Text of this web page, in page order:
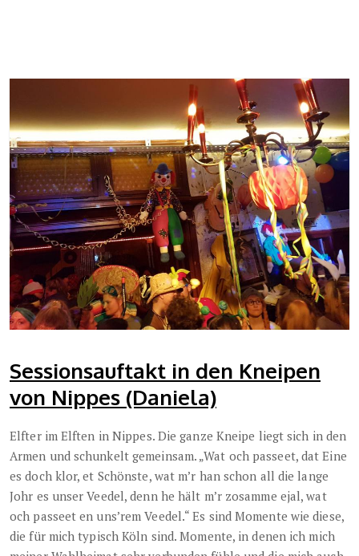
Sessionsauftakt in den Kneipen
von Nippes (Daniela)
Elfter im Elften in Nippes. Die ganze Kneipe liegt sich in den
Armen und schunkelt gemeinsam. „Wat och passeet, dat Eine
es doch klor, et Schönste, wat m’r han schon all die lange
Johr es unser Veedel, denn he hält m’r zosamme ejal, wat
och passeet en uns’rem Veedel.“ Es sind Momente wie diese,
die für mich typisch Köln sind. Momente, in denen ich mich